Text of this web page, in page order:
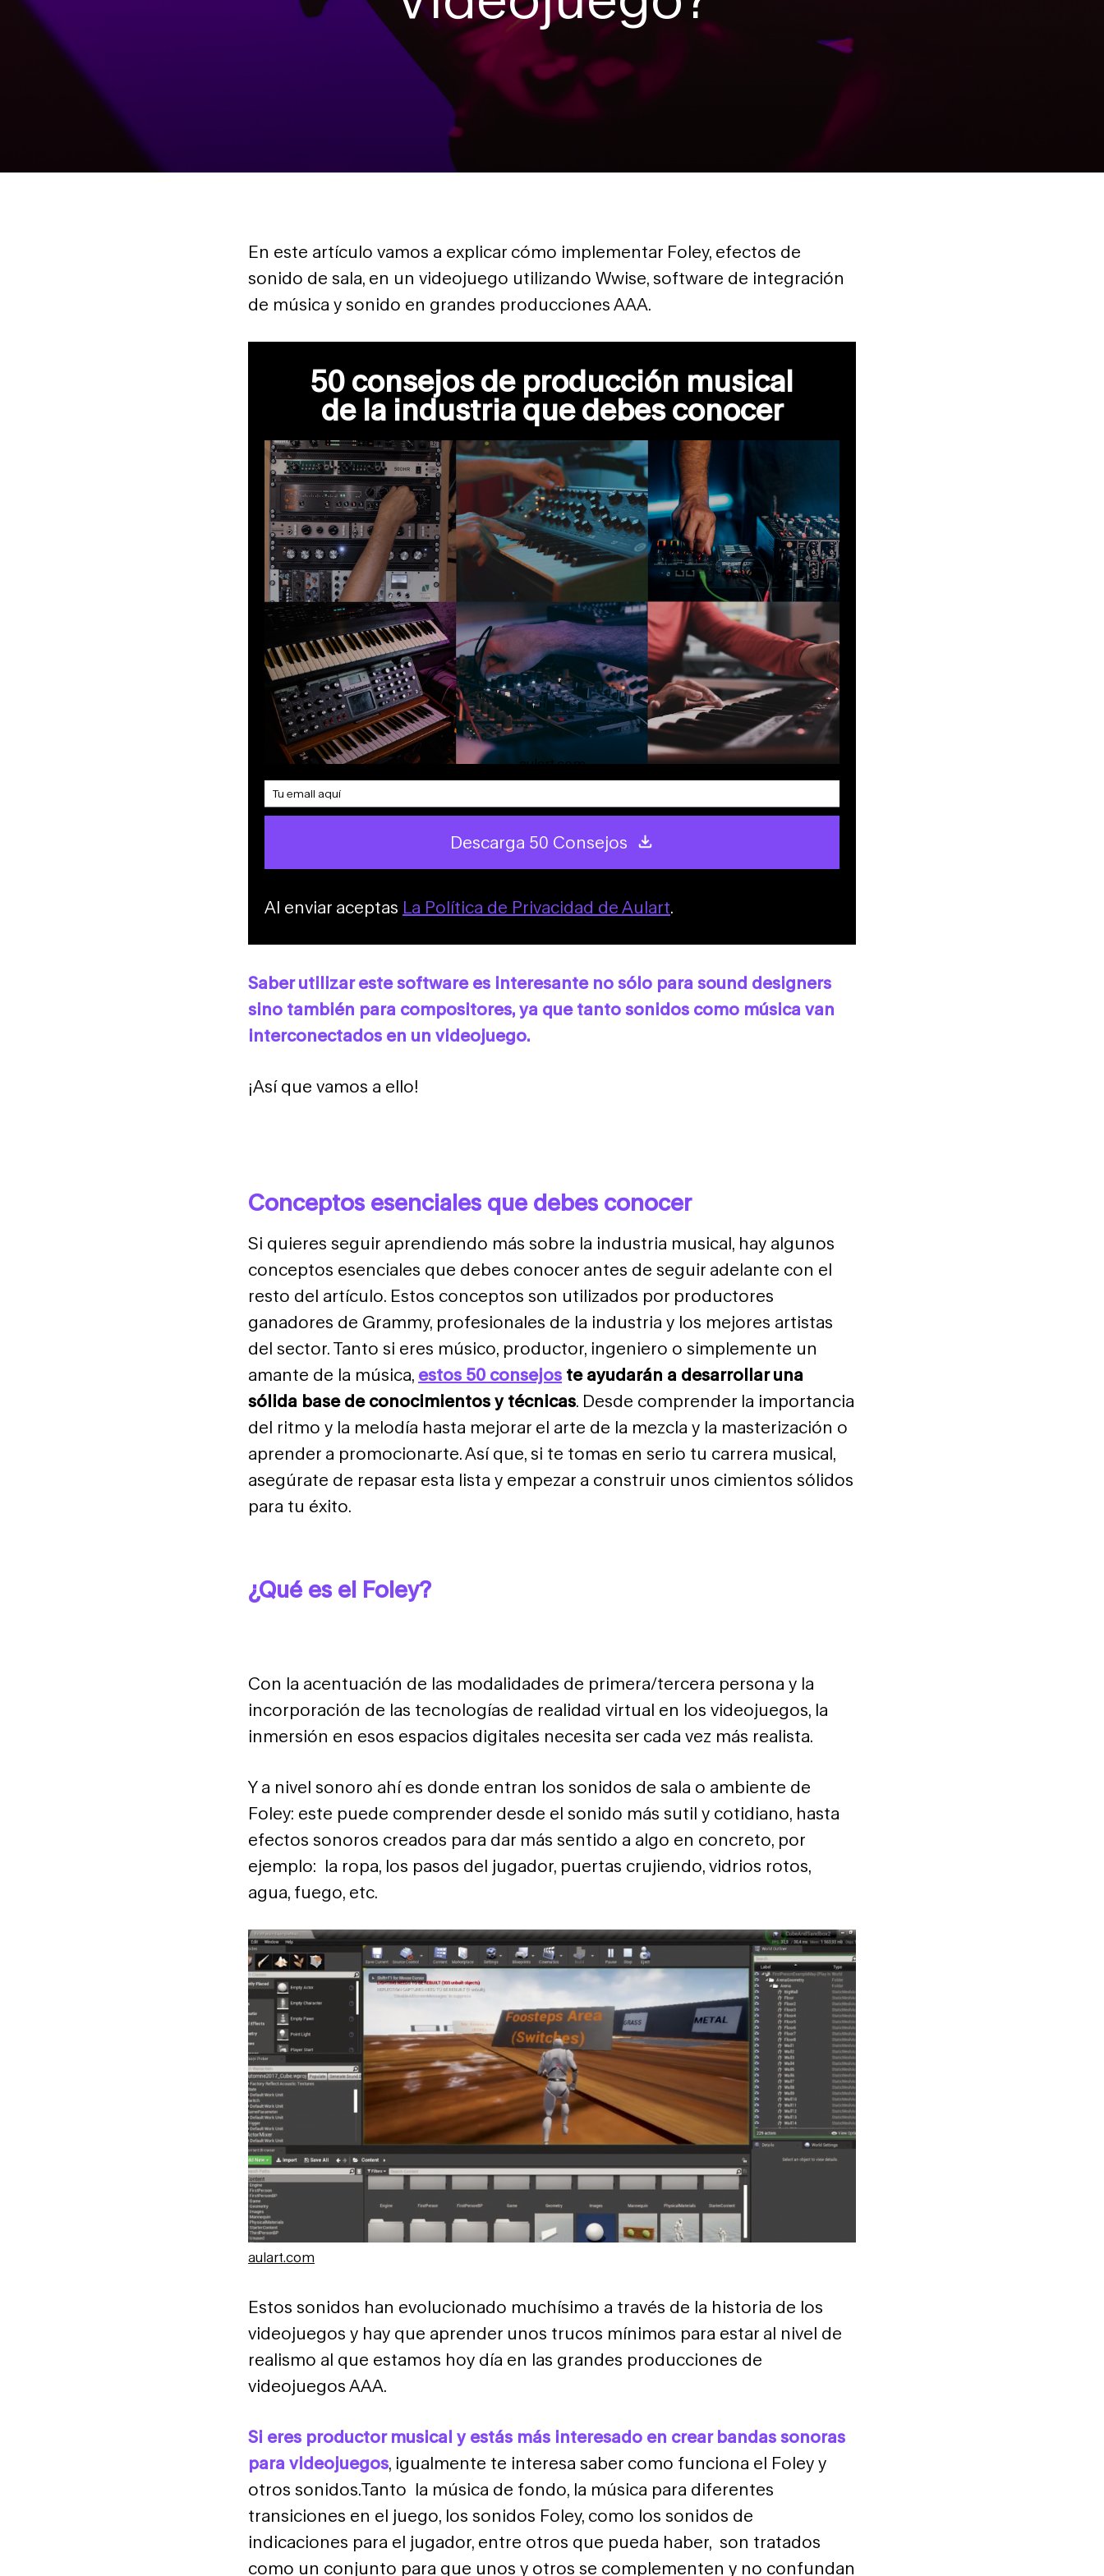
En este artículo vamos a explicar cómo implementar Foley, efectos de
sonido de sala, en un videojuego utilizando Wwise, software de integración
de música y sonido en grandes producciones AAA.
50 consejos de producción musical
de la industria que debes conocer
aulart.com
Descarga 50 Consejos
Al enviar aceptas La Política de Privacidad de Aulart.
Saber utilizar este software es interesante no sólo para sound designers
sino también para compositores, ya que tanto sonidos como música van
interconectados en un videojuego.
¡Así que vamos a ello!
Conceptos esenciales que debes conocer
Si quieres seguir aprendiendo más sobre la industria musical, hay algunos
conceptos esenciales que debes conocer antes de seguir adelante con el
resto del artículo. Estos conceptos son utilizados por productores
ganadores de Grammy, profesionales de la industria y los mejores artistas
del sector. Tanto si eres músico, productor, ingeniero o simplemente un
amante de la música, estos 50 consejos te ayudarán a desarrollar una
sólida base de conocimientos y técnicas. Desde comprender la importancia
del ritmo y la melodía hasta mejorar el arte de la mezcla y la masterización o
aprender a promocionarte. Así que, si te tomas en serio tu carrera musical,
asegúrate de repasar esta lista y empezar a construir unos cimientos sólidos
para tu éxito.
¿Qué es el Foley?
Con la acentuación de las modalidades de primera/tercera persona y la
incorporación de las tecnologías de realidad virtual en los videojuegos, la
inmersión en esos espacios digitales necesita ser cada vez más realista.
Y a nivel sonoro ahí es donde entran los sonidos de sala o ambiente de
Foley: este puede comprender desde el sonido más sutil y cotidiano, hasta
efectos sonoros creados para dar más sentido a algo en concreto, por
ejemplo: la ropa, los pasos del jugador, puertas crujiendo, vidrios rotos,
agua, fuego, etc.
aulart.com
Estos sonidos han evolucionado muchísimo a través de la historia de los
videojuegos y hay que aprender unos trucos mínimos para estar al nivel de
realismo al que estamos hoy día en las grandes producciones de
videojuegos AAA.
Si eres productor musical y estás más interesado en crear bandas sonoras
para videojuegos , igualmente te interesa saber como funciona el Foley y
otros sonidos.Tanto la música de fondo, la música para diferentes
transiciones en el juego, los sonidos Foley, como los sonidos de
indicaciones para el jugador, entre otros que pueda haber, son tratados
como un conjunto para que unos y otros se complementen y no confundan